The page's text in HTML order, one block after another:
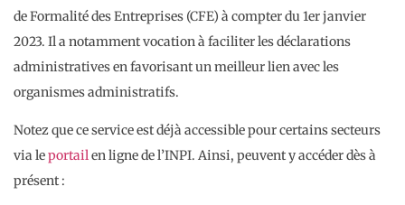
de Formalité des Entreprises (CFE) à compter du 1er janvier
2023. Il a notamment vocation à faciliter les déclarations
administratives en favorisant un meilleur lien avec les
organismes administratifs.
Notez que ce service est déjà accessible pour certains secteurs
via leportailen ligne de l’INPI. Ainsi, peuvent y accéder dès à
présent :